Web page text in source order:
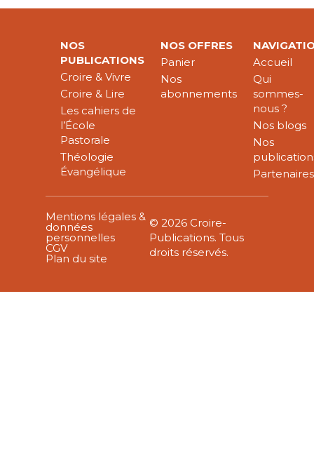
NOS
PUBLICATIONS
Croire & Vivre
Croire & Lire
Les cahiers de
l’École
Pastorale
Théologie
Évangélique
NOS OFFRES
Panier
Nos
abonnements
Accueil
Qui
sommes-
nous ?
Nos blogs
Nos
Partenaires
Mentions légales &
données
personnelles
CGV
Plan du site
© 2026 Croire-
Publications. Tous
droits réservés.